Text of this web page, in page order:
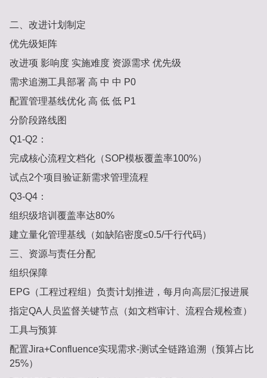
二、改进计划制定
优先级矩阵‌
改进项 影响度 实施难度 资源需求 优先级
需求追溯工具部署 高 中 中 P0
配置管理基线优化 高 低 低 P1
分阶段路线图‌
Q1-Q2‌：
完成核心流程文档化（SOP模板覆盖率100%）
试点2个项目验证新需求管理流程
Q3-Q4‌：
组织级培训覆盖率达80%
建立量化管理基线（如缺陷密度≤0.5/千行代码）
三、资源与责任分配
组织保障‌
EPG（工程过程组）负责计划推进，每月向高层汇报进展
指定QA人员监督关键节点（如文档审计、流程合规检查）
工具与预算‌
配置Jira+Confluence实现需求-测试全链路追溯（预算占比
25%）